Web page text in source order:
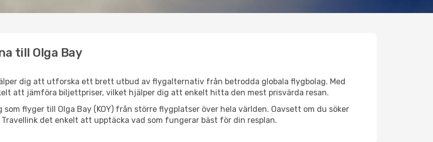
till Olga Bay
dig att utforska ett brett utbud av flygalternativ från betrodda globala flygbolag. Med
att jämföra biljettpriser, vilket hjälper dig att enkelt hitta den mest prisvärda resan.
flyger till Olga Bay (KOY) från större flygplatser över hela världen. Oavsett om du söker
det enkelt att upptäcka vad som fungerar bäst för din resplan.